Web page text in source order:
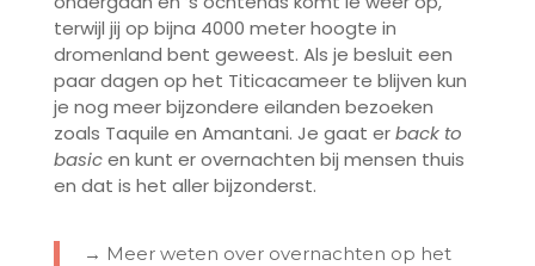
terwijl jij op bijna 4000 meter hoogte in
dromenland bent geweest. Als je besluit een
paar dagen op het Titicacameer te blijven kun
je nog meer bijzondere eilanden bezoeken
zoals Taquile en Amantani. Je gaat erback to
basicen kunt er overnachten bij mensen thuis
en dat is het aller bijzonderst.
→ Meer weten over overnachten op het